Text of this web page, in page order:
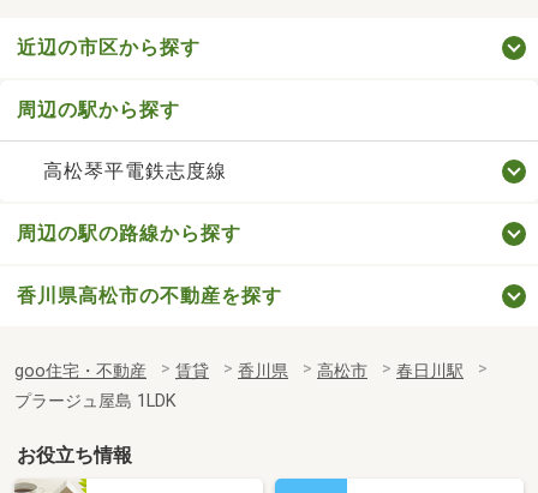
近辺の市区から探す
周辺の駅から探す
高松琴平電鉄志度線
周辺の駅の路線から探す
香川県高松市の不動産を探す
goo住宅・不動産 賃貸 香川県 高松市
春日川駅
プラージュ屋島 1LDK
お役立ち情報